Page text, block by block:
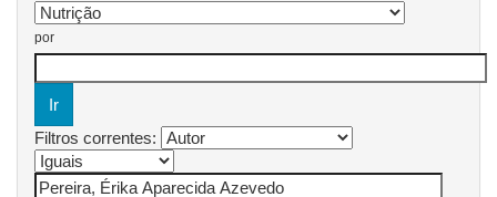
por
Filtros correntes: